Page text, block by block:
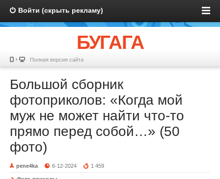
Войти (скрыть рекламу)
БУГАГА
Полная версия сайта
Большой сборник
фотоприколов: «Когда мой
муж не может найти что-то
прямо перед собой…» (50
фото)
pene4ka 6-12-2024 1 459